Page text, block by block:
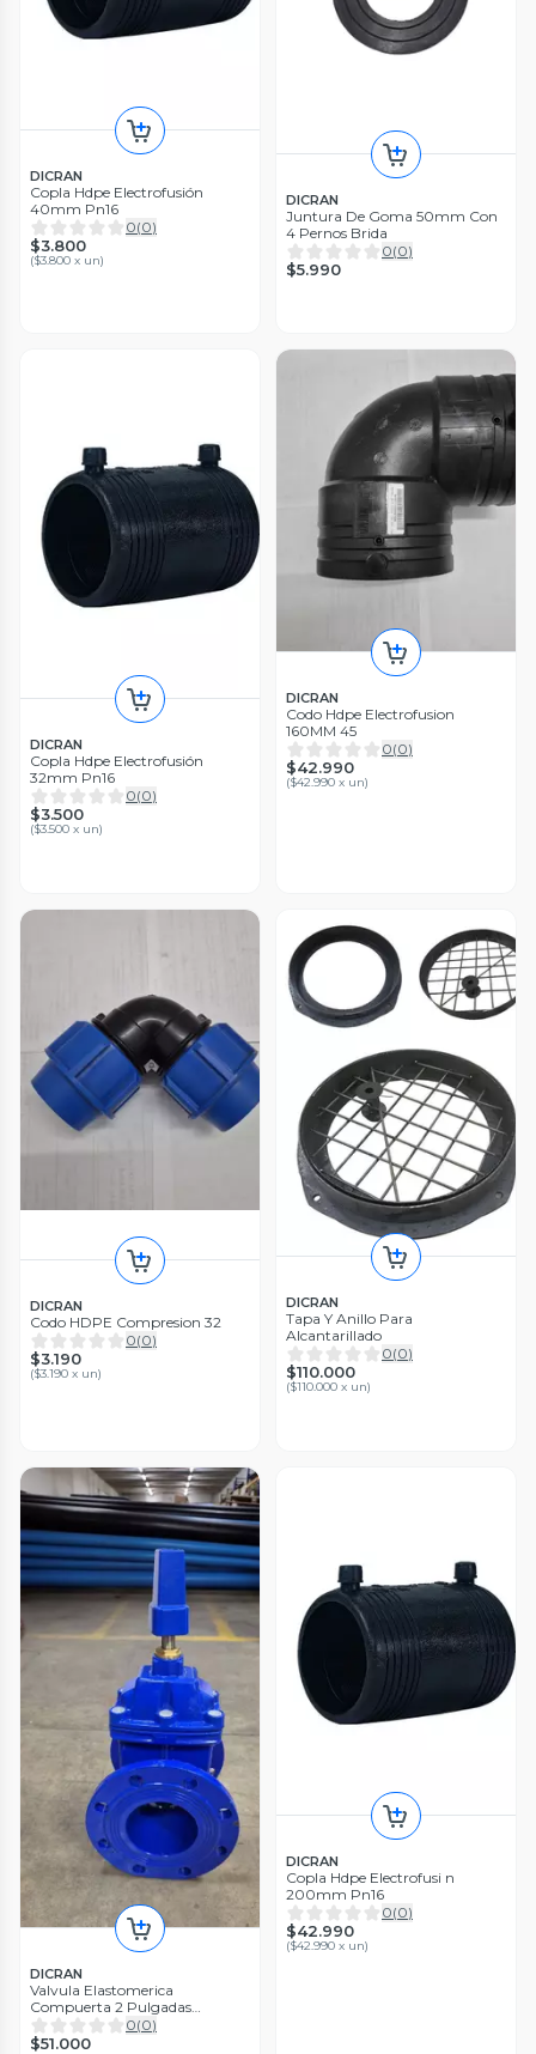
DICRAN
Copla Hdpe Electrofusión
40mm Pn16
0(0)
$3.800
($3.800 x un)
DICRAN
Juntura De Goma 50mm Con
4 Pernos Brida
0(0)
$5.990
DICRAN
Copla Hdpe Electrofusión
32mm Pn16
0(0)
$3.500
($3.500 x un)
DICRAN
Codo Hdpe Electrofusion
160MM 45
0(0)
$42.990
($42.990 x un)
DICRAN
Codo HDPE Compresion 32
0(0)
$3.190
($3.190 x un)
DICRAN
Tapa Y Anillo Para
Alcantarillado
0(0)
$110.000
($110.000 x un)
DICRAN
Valvula Elastomerica
Compuerta 2 Pulgadas
(50mm)
0(0)
$51.000
DICRAN
Copla Hdpe Electrofusi n
200mm Pn16
0(0)
$42.990
($42.990 x un)